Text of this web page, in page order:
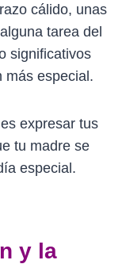
cálido, unas
tarea del
significativos
más especial.
expresar tus
tu madre se
especial.
y la